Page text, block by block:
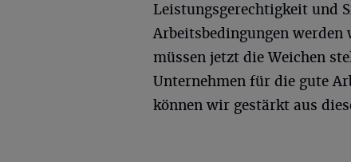
Leistungsgerechtigkeit und
Arbeitsbedingungen
müssen jetzt die Weichen
Unternehmen für die gute
können wir gestärkt aus